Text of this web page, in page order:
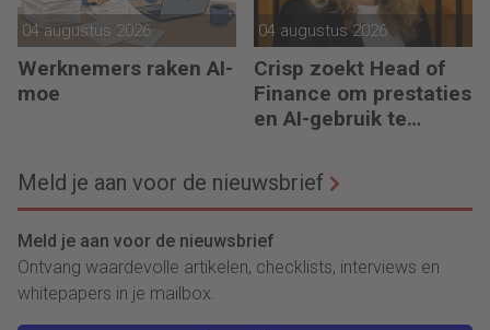
04 augustus 2026
Werknemers raken AI-
moe
04 augustus 2026
Crisp zoekt Head of
Finance om prestaties
en AI-gebruik te
Meld je aan voor de nieuwsbrief
Meld je aan voor de nieuwsbrief
Ontvang waardevolle artikelen, checklists, interviews en
whitepapers in je mailbox.